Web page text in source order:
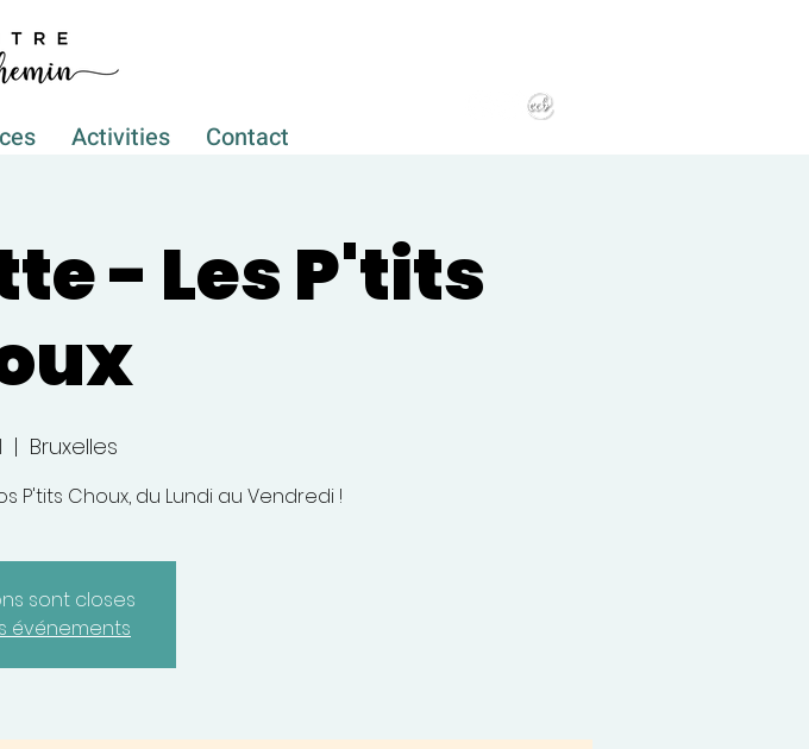
Activities Contact
- Les P'tits
  |
Bruxelles
P'tits Choux, du Lundi au Vendredi !
sont closes
événements